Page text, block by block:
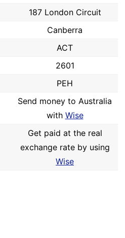
187 London Circuit
Canberra
ACT
2601
PEH
Send money to Australia
with Wise
Get paid at the real
exchange rate by using
Wise